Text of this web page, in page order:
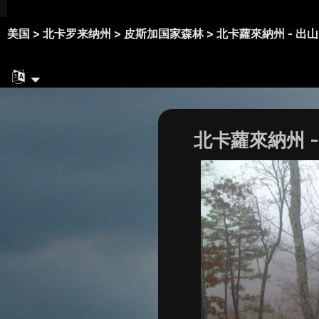
美国 > 北卡罗来纳州 > 皮斯加国家森林 > 北卡蘿來納州 - 出山
北卡蘿來納州